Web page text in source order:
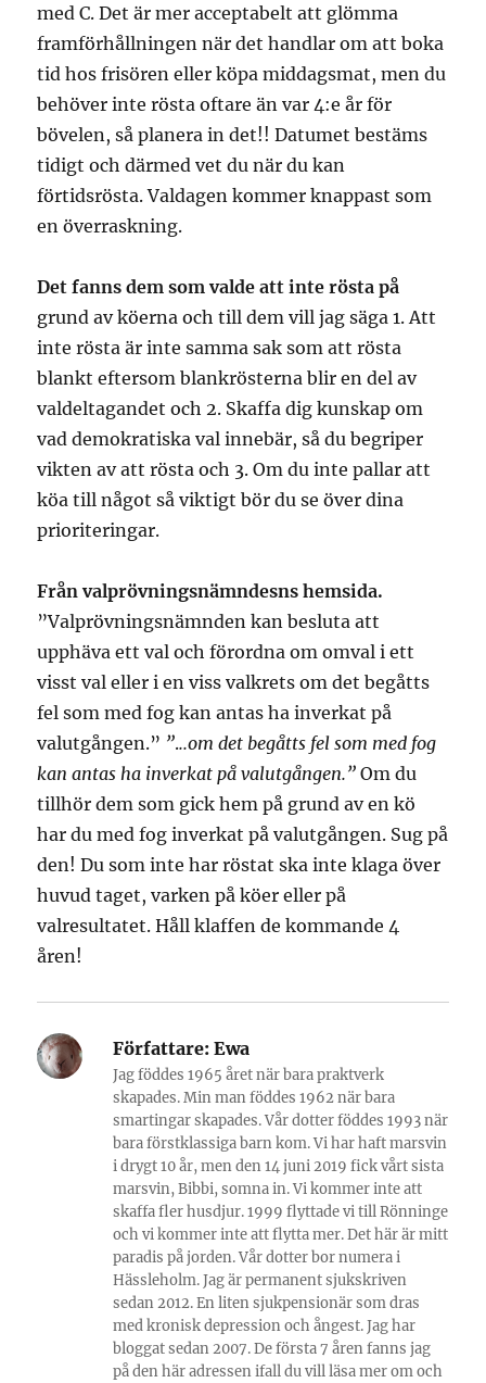
med C. Det är mer acceptabelt att glömma
framförhållningen när det handlar om att boka
tid hos frisören eller köpa middagsmat, men du
behöver inte rösta oftare än var 4:e år för
bövelen, så planera in det!! Datumet bestäms
tidigt och därmed vet du när du kan
förtidsrösta. Valdagen kommer knappast som
en överraskning.
Det fanns dem som valde att inte rösta på
grund av köerna och till dem vill jag säga 1. Att
inte rösta är inte samma sak som att rösta
blankt eftersom blankrösterna blir en del av
valdeltagandet och 2. Skaffa dig kunskap om
vad demokratiska val innebär, så du begriper
vikten av att rösta och 3. Om du inte pallar att
köa till något så viktigt bör du se över dina
prioriteringar.
Från valprövningsnämndesns hemsida.
”Valprövningsnämnden kan besluta att
upphäva ett val och förordna om omval i ett
visst val eller i en viss valkrets om det begåtts
fel som med fog kan antas ha inverkat på
valutgången.” ”...om det begåtts fel som med fog
kan antas ha inverkat på valutgången.”Om du
tillhör dem som gick hem på grund av en kö
har du med fog inverkat på valutgången. Sug på
den! Du som inte har röstat ska inte klaga över
huvud taget, varken på köer eller på
valresultatet. Håll klaffen de kommande 4
åren!
Författare: Ewa
Jag föddes 1965 året när bara praktverk
skapades. Min man föddes 1962 när bara
smartingar skapades. Vår dotter föddes 1993 när
bara förstklassiga barn kom. Vi har haft marsvin
i drygt 10 år, men den 14 juni 2019 fick vårt sista
marsvin, Bibbi, somna in. Vi kommer inte att
skaffa fler husdjur. 1999 flyttade vi till Rönninge
och vi kommer inte att flytta mer. Det här är mitt
paradis på jorden. Vår dotter bor numera i
Hässleholm. Jag är permanent sjukskriven
sedan 2012. En liten sjukpensionär som dras
med kronisk depression och ångest. Jag har
bloggat sedan 2007. De första 7 åren fanns jag
på den här adressen ifall du vill läsa mer om och